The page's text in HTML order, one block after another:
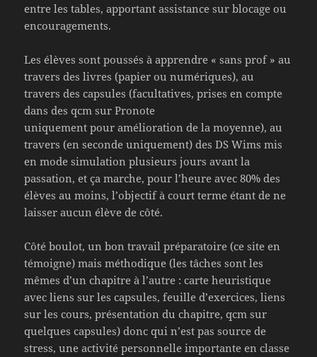
entre les tables, apportant assistance sur blocage ou
encouragements.
Les élèves sont poussés à apprendre « sans prof » au
travers des livres (papier ou numériques), au
travers des capsules (facultatives, prises en compte
dans des qcm sur Pronote
uniquement pour amélioration de la moyenne), au
travers (en seconde uniquement) des DS Wims mis
en mode simulation plusieurs jours avant la
passation, et ça marche, pour l’heure avec 80% des
élèves au moins, l’objectif à court terme étant de ne
laisser aucun élève de côté.
Côté boulot, un bon travail préparatoire (ce site en
témoigne) mais méthodique (les tâches sont les
mêmes d’un chapitre à l’autre : carte heuristique
avec liens sur les capsules, feuille d’exercices, liens
sur les cours, présentation du chapitre, qcm sur
quelques capsules) donc qui n’est pas source de
stress, une activité personnelle importante en classe